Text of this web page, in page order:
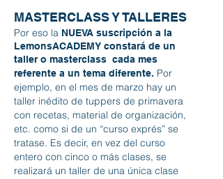
MASTERCLASS Y TALLERES
Por eso la NUEVA suscripción a la
LemonsACADEMY constará de un
taller o masterclass cada mes
referente a un tema diferente. Por
ejemplo, en el mes de marzo hay un
taller inédito de tuppers de primavera
con recetas, material de organización,
etc. como si de un “curso exprés” se
tratase. Es decir, en vez del curso
entero con cinco o más clases, se
realizará un taller de una única clase